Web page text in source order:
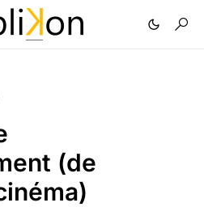
(de